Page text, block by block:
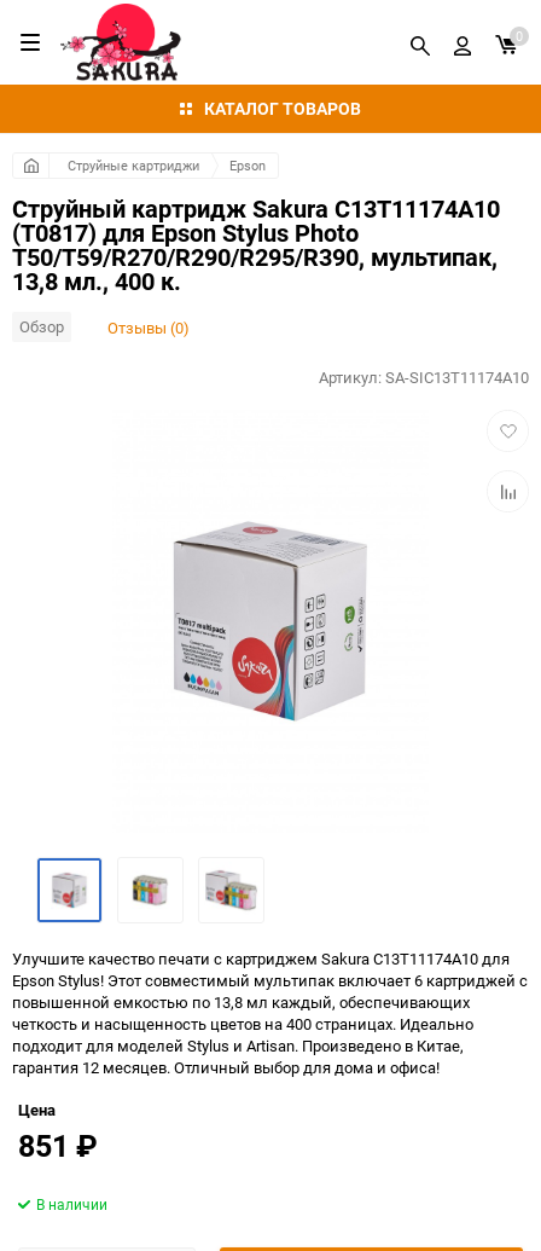
КАТАЛОГ ТОВАРОВ
0
Струйные картриджи Epson
Струйный картридж Sakura C13T11174A10
(T0817) для Epson Stylus Photo
T50/T59/R270/R290/R295/R390, мультипак,
13,8 мл., 400 к.
Обзор Отзывы (0)
Артикул:SA-SIC13T11174A10
Улучшите качество печати с картриджем Sakura C13T11174A10 для
Epson Stylus! Этот совместимый мультипак включает 6 картриджей с
повышенной емкостью по 13,8 мл каждый, обеспечивающих
четкость и насыщенность цветов на 400 страницах. Идеально
подходит для моделей Stylus и Artisan. Произведено в Китае,
гарантия 12 месяцев. Отличный выбор для дома и офиса!
Цена
851 ₽
В наличии